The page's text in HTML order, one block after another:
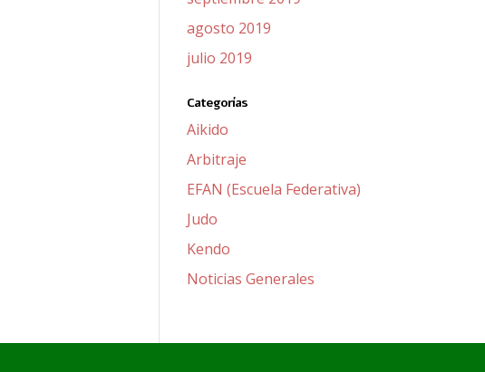
agosto 2019
julio 2019
Categorías
Aikido
Arbitraje
EFAN (Escuela Federativa)
Judo
Kendo
Noticias Generales